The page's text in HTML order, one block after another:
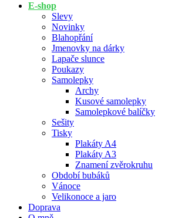
E-shop
Slevy
Novinky
Blahopřání
Jmenovky na dárky
Lapače slunce
Poukazy
Samolepky
Archy
Kusové samolepky
Samolepkové balíčky
Sešity
Tisky
Plakáty A4
Plakáty A3
Znamení zvěrokruhu
Období bubáků
Vánoce
Velikonoce a jaro
Doprava